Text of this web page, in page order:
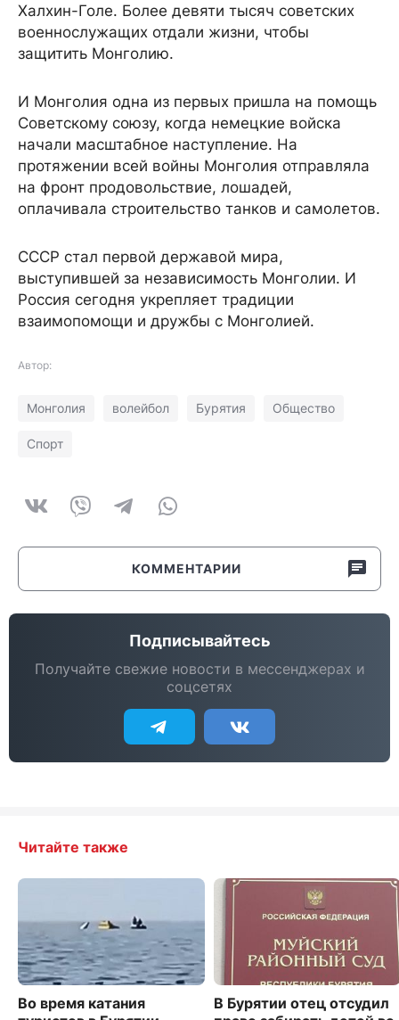
Халхин-Голе. Более девяти тысяч советских
военнослужащих отдали жизни, чтобы
защитить Монголию.
И Монголия одна из первых пришла на помощь
Советскому союзу, когда немецкие войска
начали масштабное наступление. На
протяжении всей войны Монголия отправляла
на фронт продовольствие, лошадей,
оплачивала строительство танков и самолетов.
СССР стал первой державой мира,
выступившей за независимость Монголии. И
Россия сегодня укрепляет традиции
взаимопомощи и дружбы с Монголией.
Автор:
Монголия волейбол Бурятия Общество
Спорт
КОММЕНТАРИИ
Подписывайтесь
Получайте свежие новости в мессенджерах и
соцсетях
Читайте также
Во время катания
В Бурятии отец отсудил